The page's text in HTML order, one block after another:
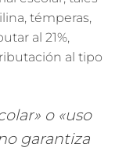
témperas,
al 21%,
al tipo
o «uso
garantiza